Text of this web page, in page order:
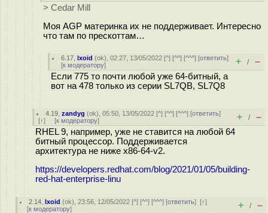
> Cedar Mill
Моя AGP материнка их не поддерживает. Интересно
что там по прескоттам…
6.17 ,lxoid (ok), 02:27, 13/05/2022 [^] [^^] [^^^] [ответить]
[к модератору] + / –
Если 775 то почти любой уже 64-битный, а
вот на 478 только из серии SL7QB, SL7Q8
4.19 ,zandyg (ok), 05:50, 13/05/2022 [^] [^^] [^^^] [ответить]
[↑] [к модератору] + / –
RHEL 9, например, уже не ставится на любой 64
битный процессор. Поддерживается
архитектура не ниже x86-64-v2.
https://developers.redhat.com/blog/2021/01/05/building-
red-hat-enterprise-linu
2.14 ,lxoid (ok), 23:56, 12/05/2022 [^] [^^] [^^^] [ответить][↑]
[к модератору] + / –